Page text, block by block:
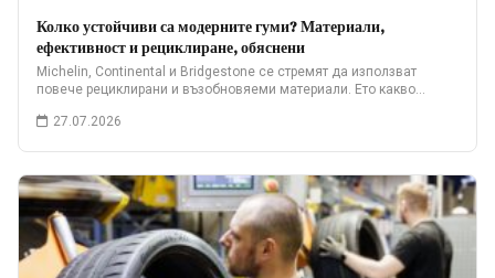
Колко устойчиви са модерните гуми? Материали,
ефективност и рециклиране, обяснени
Michelin, Continental и Bridgestone се стремят да използват
повече рециклирани и възобновяеми материали. Ето какво…
27.07.2026